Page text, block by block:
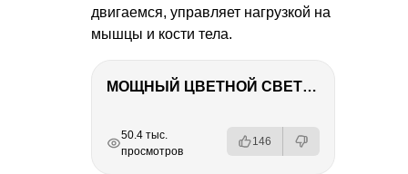
двигаемся, управляет нагрузкой на
мышцы и кости тела.
МОЩНЫЙ ЦВЕТНОЙ СВЕТ – NANLITE FC-500C
РЕКЛАМА
РЕКЛАМА
РЕКЛАМА
РЕКЛАМА
50.4 тыс.
просмотров
146